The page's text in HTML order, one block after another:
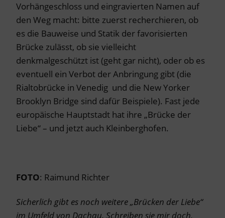
Vorhängeschloss und eingravierten Namen auf
den Weg macht: bitte zuerst recherchieren, ob
es die Bauweise und Statik der favorisierten
Brücke zulässt, ob sie vielleicht
denkmalgeschützt ist (geht gar nicht), oder ob es
eventuell ein Verbot der Anbringung gibt (die
Rialtobrücke in Venedig und die New Yorker
Brooklyn Bridge sind dafür Beispiele). Fast jede
europäische Hauptstadt hat ihre „Brücke der
Liebe“ – und jetzt auch Kleinberghofen.
FOTO: Raimund Richter
Sicherlich gibt es noch weitere „Brücken der Liebe“
im Umfeld von Dachau. Schreiben sie mir doch,